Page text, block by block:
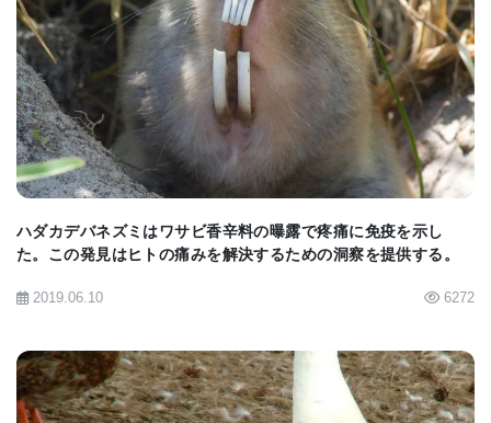
室内のキーをつつくと、被験者の鳥はキンカチョウ
の鳴き声の録音が再生され聞かされた。6秒間の録音
が終了するまで待ち、それが報酬グループの一部で
あった場合、彼らは餌を受け取った。 録音が終了す
る前につついた場合は、次の録音に移った。 いくつ
かの試行を通じて、彼らはどの発声が餌に繋がる
か、そしてどの発声をスキップするのかを学んだ。
次に、キンカチョウは、新しいキンカチョウからの
どの鳥に属しているかを区別するように教えられ
た。 彼らはすぐに16の異なるキンカチョウを区別す
BIOMARKET JP
ハダカデバネズミはワサビ香辛料の曝露で疼痛に免疫を示し
た。この発見はヒトの痛みを解決するための洞察を提供する。
2019.06.10 6272